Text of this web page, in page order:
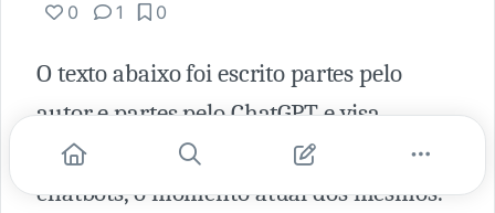
0 1 0
O texto abaixo foi escrito partes pelo
autor e partes pelo ChatGPT e visa
mostrar mais do que o futuro dos
chatbots, o momento atual dos mesmos.